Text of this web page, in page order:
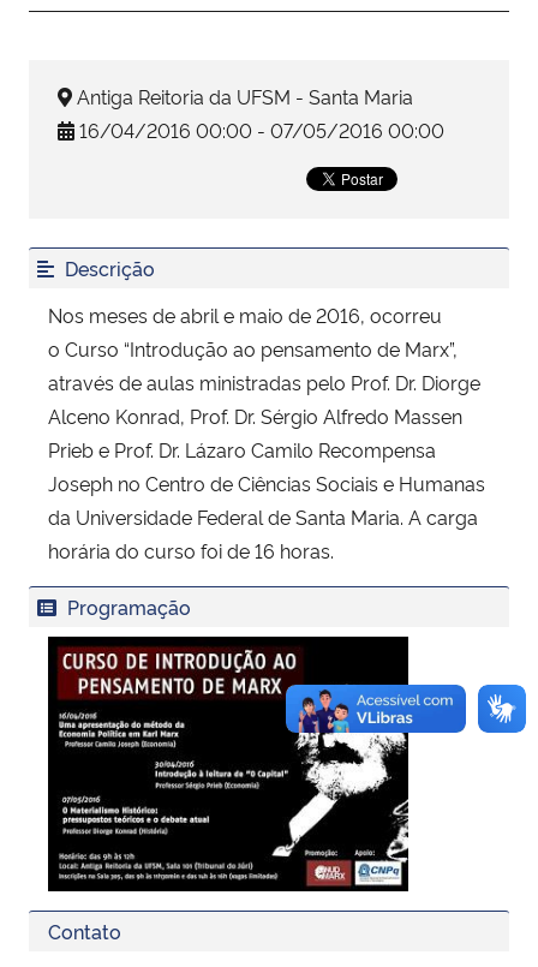
Secretaria de Governo
Advocacia-Geral da União
Banco Central do Brasil
Antiga Reitoria da UFSM - Santa Maria
16/04/2016 00:00 - 07/05/2016 00:00
Descrição
Nos meses de abril e maio de 2016, ocorreu
o Curso “Introdução ao pensamento de Marx”,
através de aulas ministradas pelo Prof. Dr. Diorge
Alceno Konrad, Prof. Dr. Sérgio Alfredo Massen
Prieb e Prof. Dr. Lázaro Camilo Recompensa
Joseph no Centro de Ciências Sociais e Humanas
da Universidade Federal de Santa Maria. A carga
horária do curso foi de 16 horas.
Programação
Contato